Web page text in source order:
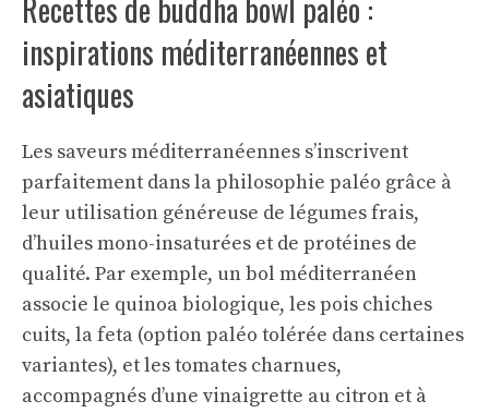
Recettes de buddha bowl paléo :
inspirations méditerranéennes et
asiatiques
Les saveurs méditerranéennes s’inscrivent
parfaitement dans la philosophie paléo grâce à
leur utilisation généreuse de légumes frais,
d’huiles mono-insaturées et de protéines de
qualité. Par exemple, un bol méditerranéen
associe le quinoa biologique, les pois chiches
cuits, la feta (option paléo tolérée dans certaines
variantes), et les tomates charnues,
accompagnés d’une vinaigrette au citron et à